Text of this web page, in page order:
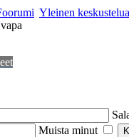
Yleinen
Muista minut